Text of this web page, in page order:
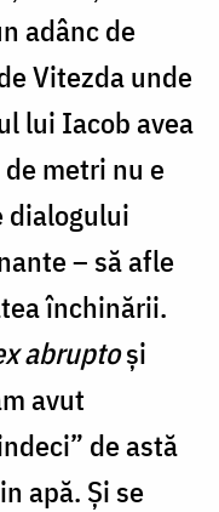
adânc de
Vitezda unde
lui Iacob avea
metri nu e
dialogului
– să afle
închinării.
abruptoși
avut
de astă
apă. Și se